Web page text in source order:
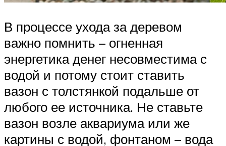
В процессе ухода за деревом
важно помнить – огненная
энергетика денег несовместима с
водой и потому стоит ставить
вазон с толстянкой подальше от
любого ее источника. Не ставьте
вазон возле аквариума или же
картины с водой, фонтаном – вода